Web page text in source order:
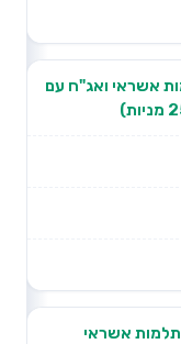
אשראי ואג"ח עם
אשראי